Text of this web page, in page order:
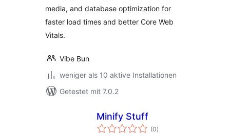
media, and database optimization for
faster load times and better Core Web
Vitals.
Vibe Bun
weniger als 10 aktive Installationen
Getestet mit 7.0.2
Minify Stuff
(0Bewertungen
insgesamt
)